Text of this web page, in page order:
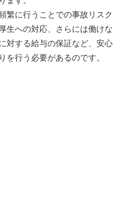
繁に行うことでの事故リスク
生への対応、さらには働けな
対する給与の保証など、安心
を行う必要があるのです。